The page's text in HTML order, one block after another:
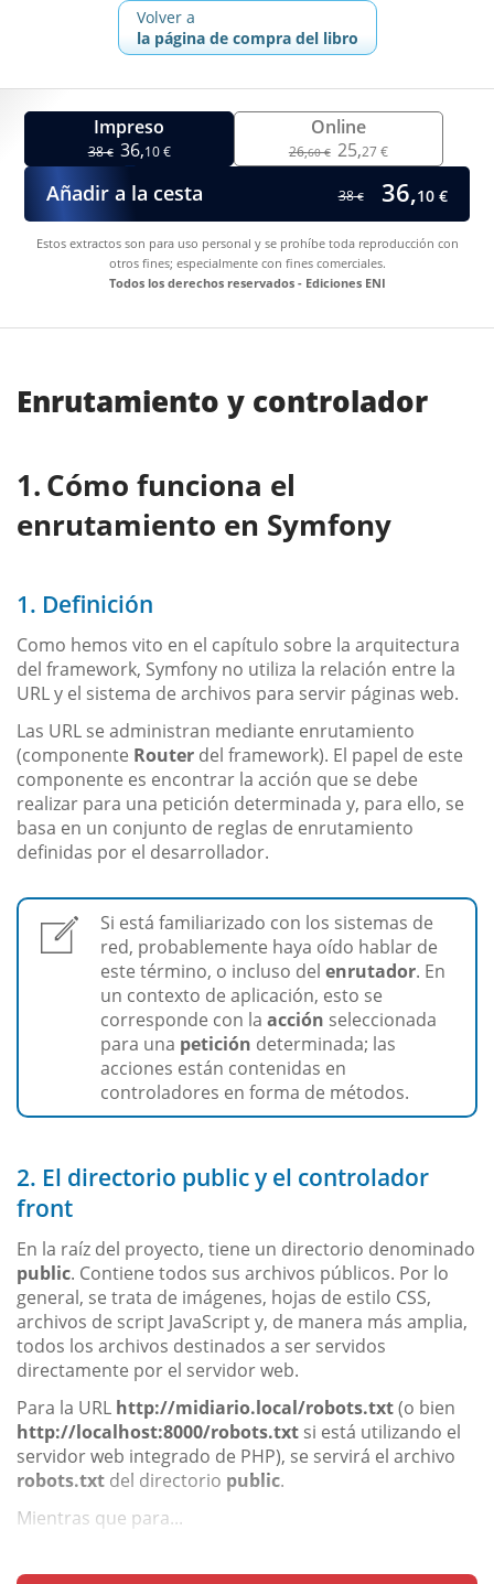
Volver a
la página de compra del libro
Impreso
38€ 36,10 €
Online
26,60 € 25,27 €
Añadir a la cesta 38€ 36,10 €
Estos extractos son para uso personal y se prohíbe toda reproducción con
otros fines; especialmente con fines comerciales.
Todos los derechos reservados - Ediciones ENI
Enrutamiento y controlador
Cómo funciona el
enrutamiento en Symfony
1. Definición
Como hemos vito en el capítulo sobre la arquitectura
del framework, Symfony no utiliza la relación entre la
URL y el sistema de archivos para servir páginas web.
Las URL se administran mediante enrutamiento
(componente Router del framework). El papel de este
componente es encontrar la acción que se debe
realizar para una petición determinada y, para ello, se
basa en un conjunto de reglas de enrutamiento
definidas por el desarrollador.
Si está familiarizado con los sistemas de
red, probablemente haya oído hablar de
este término, o incluso del enrutador. En
un contexto de aplicación, esto se
corresponde con la acción seleccionada
para una petición determinada; las
acciones están contenidas en
controladores en forma de métodos.
2. El directorio public y el controlador
front
En la raíz del proyecto, tiene un directorio denominado
public. Contiene todos sus archivos públicos. Por lo
general, se trata de imágenes, hojas de estilo CSS,
archivos de script JavaScript y, de manera más amplia,
todos los archivos destinados a ser servidos
directamente por el servidor web.
Para la URL http://midiario.local/robots.txt(o bien
http://localhost:8000/robots.txt si está utilizando el
servidor web integrado de PHP), se servirá el archivo
robots.txt del directorio public.
Mientras que para...